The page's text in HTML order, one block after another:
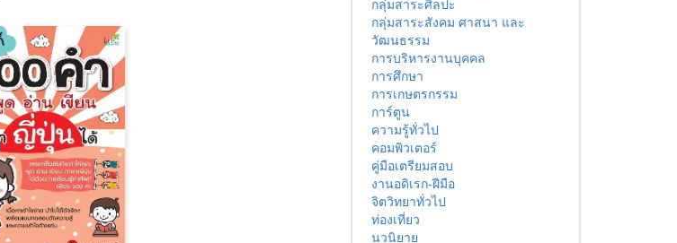
กลุ่มสาระศิลปะ
กลุ่มสาระสังคม ศาสนา และ
วัฒนธรรม
การบริหารงานบุคคล
การศึกษา
การเกษตรกรรม
การ์ตูน
ความรู้ทั่วไป
คอมพิวเตอร์
คู่มือเตรียมสอบ
งานอดิเรก-ฝีมือ
จิตวิทยาทั่วไป
ท่องเที่ยว
นวนิยาย